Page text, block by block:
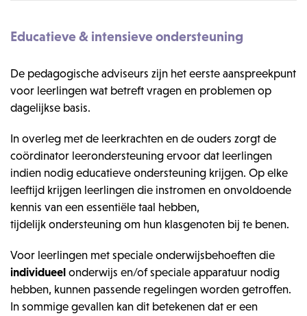
Educatieve & intensieve ondersteuning
De pedagogische adviseurs zijn het eerste aanspreekpunt
voor leerlingen wat betreft vragen en problemen op
dagelijkse basis.
In overleg met de leerkrachten en de ouders zorgt de
coördinator leerondersteuning ervoor dat leerlingen
indien nodig educatieve ondersteuning krijgen. Op elke
leeftijd krijgen leerlingen die instromen en onvoldoende
kennis van een essentiële taal hebben,
tijdelijk ondersteuning om hun klasgenoten bij te benen.
Voor leerlingen met speciale onderwijsbehoeften die
individueel onderwijs en/of speciale apparatuur nodig
hebben, kunnen passende regelingen worden getroffen.
In sommige gevallen kan dit betekenen dat er een